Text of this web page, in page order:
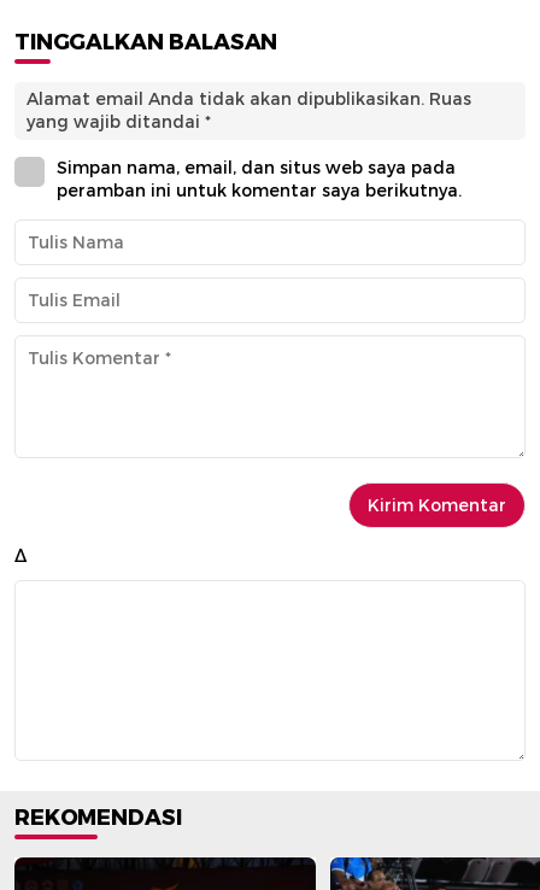
TINGGALKAN BALASAN
Alamat email Anda tidak akan dipublikasikan. Ruas
yang wajib ditandai *
Simpan nama, email, dan situs web saya pada
peramban ini untuk komentar saya berikutnya.
Δ
REKOMENDASI